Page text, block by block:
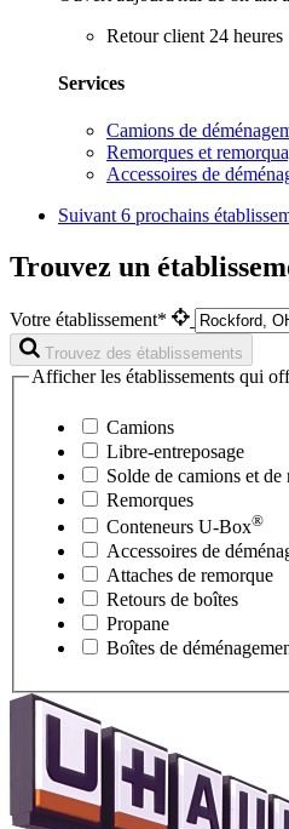
Retour client 24 heures
Services
Camions de
Remorques et
Accessoires de
Suivant 6 prochains
Trouvez un
Votre établissement*
Trouvez des établissements
Afficher les établissements qui
Camions
Libre-entreposage
Solde de camions et de
Remorques
Conteneurs U-Box®
Accessoires de
Attaches de remorque
Retours de boîtes
Propane
Boîtes de